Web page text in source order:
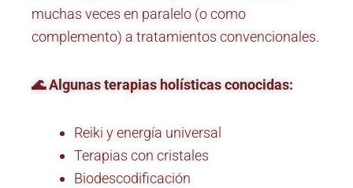
muchas veces en paralelo (o como
complemento) a tratamientos convencionales.
🌊 Algunas terapias holísticas conocidas:
Reiki y energía universal
Terapias con cristales
Biodescodificación